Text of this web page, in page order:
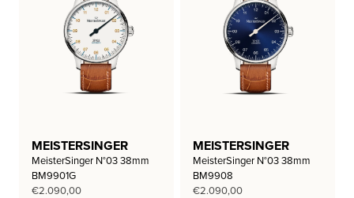
MEISTERSINGER
MeisterSinger N°03 38mm
BM9901G
€2.090,00
MEISTERSINGER
MeisterSinger N°03 38mm
BM9908
€2.090,00